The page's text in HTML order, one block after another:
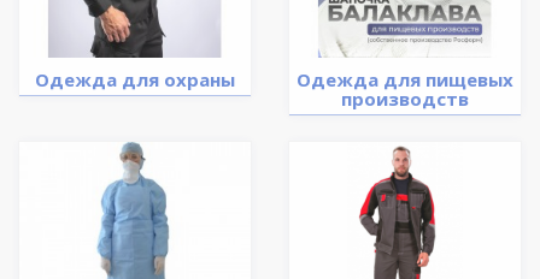
Одежда для охраны
Одежда для пищевых
производств